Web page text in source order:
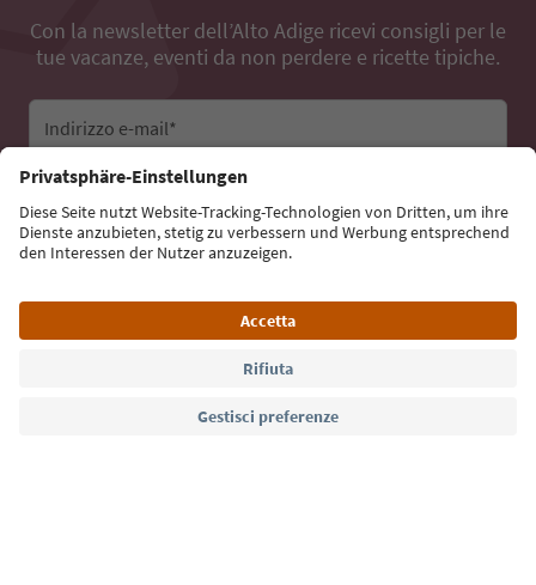
Con la newsletter dell’Alto Adige ricevi consigli per le
tue vacanze, eventi da non perdere e ricette tipiche.
Indirizzo e-mail*
Iscriviti alla newsletter